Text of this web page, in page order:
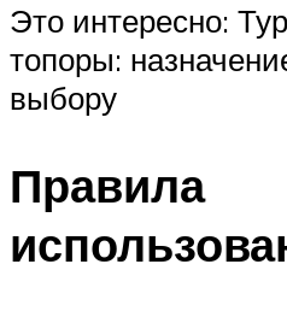
Это интересно:
топоры:
выбору
Правила